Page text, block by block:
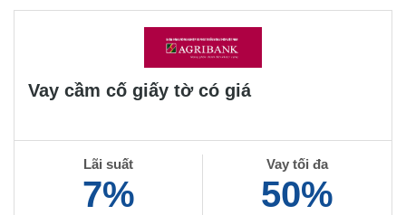
Vay cầm cố giấy tờ có giá
Lãi suất
7%
Vay tối đa
50%